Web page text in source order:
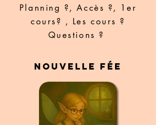
Planning ?, Accès ?, 1er
cours? , Les cours ?
Questions ?
Nouvelle fée